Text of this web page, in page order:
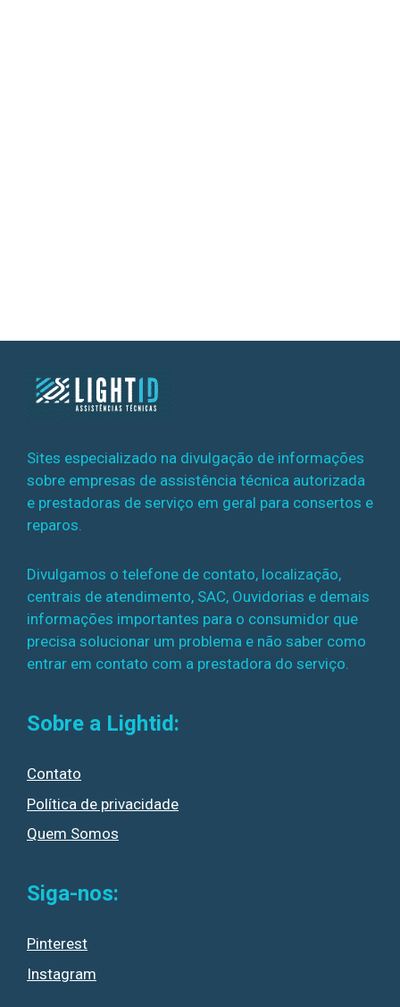
Sites especializado na divulgação de informações
sobre empresas de assistência técnica autorizada
e prestadoras de serviço em geral para consertos e
reparos.
Divulgamos o telefone de contato, localização,
centrais de atendimento, SAC, Ouvidorias e demais
informações importantes para o consumidor que
precisa solucionar um problema e não saber como
entrar em contato com a prestadora do serviço.
Sobre a Lightid:
Contato
Política de privacidade
Quem Somos
Siga-nos:
Pinterest
Instagram